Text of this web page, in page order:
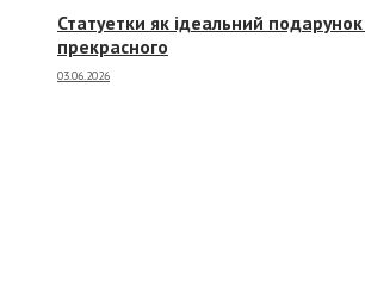
Статуетки як ідеальний подарунок
прекрасного
03.06.2026